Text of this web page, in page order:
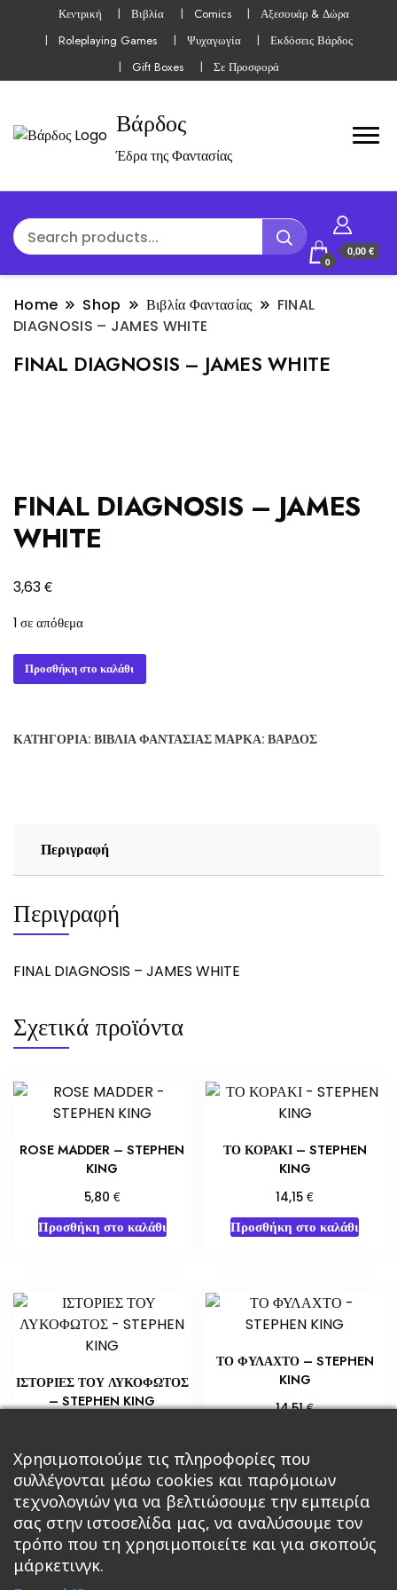
Κεντρική Βιβλία Comics
Αξεσουάρ & Δώρα
Roleplaying Games
Ψυχαγωγία
Εκδόσεις Βάρδος
Gift Boxes
Σε Προσφορά
Βάρδος
Έδρα της Φαντασίας
0
0,00 €
Home Shop Βιβλία Φαντασίας
FINAL
DIAGNOSIS – JAMES WHITE
FINAL DIAGNOSIS – JAMES WHITE
FINAL DIAGNOSIS – JAMES
WHITE
3,63€
1 σε απόθεμα
FINAL
DIAGNOSIS
WHITE
Προσθήκη στο καλάθι
ΚΑΤΗΓΟΡΊΑ: ΒΙΒΛΊΑ ΦΑΝΤΑΣΊΑΣΜΆΡΚΑ: ΒΆΡΔΟΣ
Περιγραφή
Περιγραφή
FINAL DIAGNOSIS – JAMES WHITE
Σχετικά προϊόντα
ROSE MADDER – STEPHEN
KING
5,80 €
Προσθήκη στο καλάθι
ΤΟ ΚΟΡΑΚΙ – STEPHEN
KING
14,15€
Προσθήκη στο καλάθι
ΙΣΤΟΡΙΕΣ ΤΟΥ ΛΥΚΟΦΩΤΟΣ
– STEPHEN KING
Διαβάστε περισσότερα
ΤΟ ΦΥΛΑΧΤΟ – STEPHEN
KING
14,51€
Χρησιμοποιούμε τις πληροφορίες που
συλλέγονται μέσω cookies και παρόμοιων
τεχνολογιών για να βελτιώσουμε την εμπειρία
σας στην ιστοσελίδα μας, να αναλύσουμε τον
τρόπο που τη χρησιμοποιείτε και για σκοπούς
μάρκετινγκ.